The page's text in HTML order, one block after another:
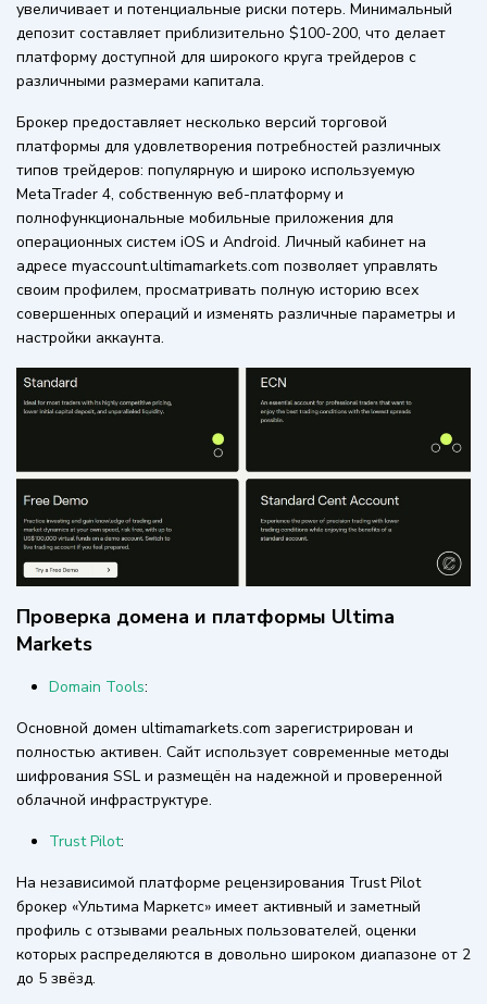
увеличивает и потенциальные риски потерь. Минимальный
депозит составляет приблизительно $100-200, что делает
платформу доступной для широкого круга трейдеров с
различными размерами капитала.
Брокер предоставляет несколько версий торговой
платформы для удовлетворения потребностей различных
типов трейдеров: популярную и широко используемую
MetaTrader 4, собственную веб-платформу и
полнофункциональные мобильные приложения для
операционных систем iOS и Android. Личный кабинет на
адресе myaccount.ultimamarkets.com позволяет управлять
своим профилем, просматривать полную историю всех
совершенных операций и изменять различные параметры и
настройки аккаунта.
Проверка домена и платформы Ultima
Markets
Domain Tools:
Основной домен ultimamarkets.com зарегистрирован и
полностью активен. Сайт использует современные методы
шифрования SSL и размещён на надежной и проверенной
облачной инфраструктуре.
Trust Pilot:
На независимой платформе рецензирования Trust Pilot
брокер «Ультима Маркетс» имеет активный и заметный
профиль с отзывами реальных пользователей, оценки
которых распределяются в довольно широком диапазоне от 2
до 5 звёзд.